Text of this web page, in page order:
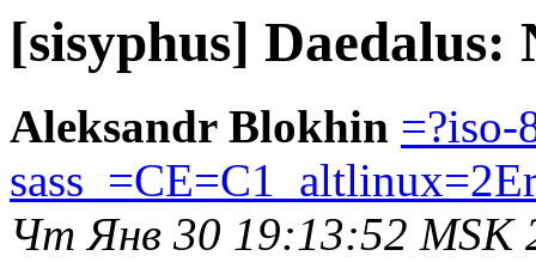
[sisyphus] Daedalus:
Aleksandr Blokhin =?iso-
Чт Янв 30 19:13:52 MSK